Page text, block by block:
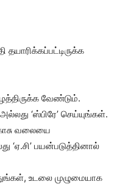
தயாரிக்கப்பட்டிருக்க
வேண்டும்.
‘ஸ்பிரே’ செய்யுங்கள்.
வலையை
‘ஏ.சி’ பயன்படுத்தினால்
உடலை முழுமையாக